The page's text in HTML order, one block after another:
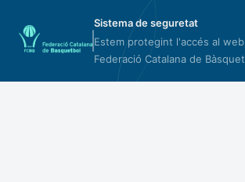
Sistema de seguretat
Estem protegint l'accés al
Federació Catalana de